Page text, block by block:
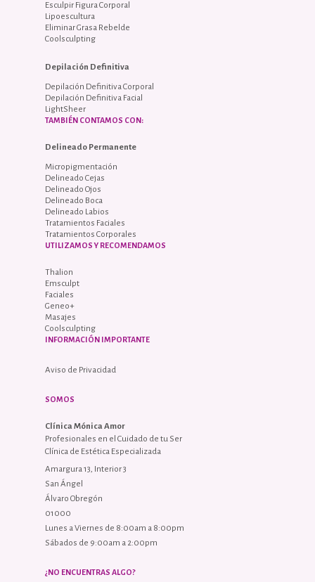
Esculpir Figura Corporal
Lipoescultura
Eliminar Grasa Rebelde
Coolsculpting
Depilación Definitiva
Depilación Definitiva Corporal
Depilación Definitiva Facial
LightSheer
TAMBIÉN CONTAMOS CON:
Delineado Permanente
Micropigmentación
Delineado Cejas
Delineado Ojos
Delineado Boca
Delineado Labios
Tratamientos Faciales
Tratamientos Corporales
UTILIZAMOS Y RECOMENDAMOS
Thalion
Emsculpt
Faciales
Geneo+
Masajes
Coolsculpting
INFORMACIÓN IMPORTANTE
Aviso de Privacidad
SOMOS
Clínica Mónica Amor
Profesionales en el Cuidado de tu Ser
Clínica de Estética Especializada
Amargura 13, Interior 3
San Ángel
Álvaro Obregón
01000
Lunes a Viernes de 8:00am a 8:00pm
Sábados de 9:00am a 2:00pm
¿NO ENCUENTRAS ALGO?